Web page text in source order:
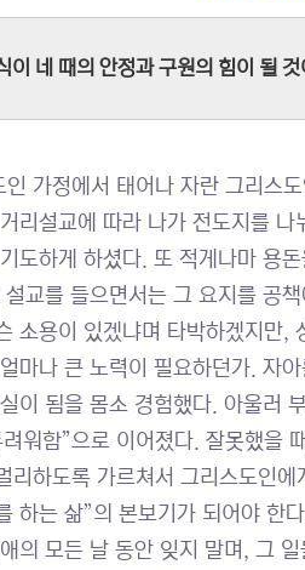
이 네 때의 안정과 구원의 힘이 될
인 가정에서 태어나 자란 그리스
리설교에 따라 나가 전도지를
도하게 하셨다. 또 적게나마 용
교를 들으면서는 그 요지를 공
소용이 있겠냐며 타박하겠지만,
마나 큰 노력이 필요하던가. 자
이 됨을 몸소 경험했다. 아울러
워함”으로 이어졌다. 잘못했을
리하도록 가르쳐서 그리스도인
하는 삶”의 본보기가 되어야 한
의 모든 날 동안 잊지 말며, 그